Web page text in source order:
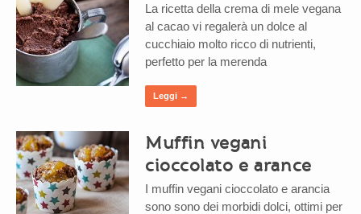
La ricetta della crema di mele vegana
al cacao vi regalerà un dolce al
cucchiaio molto ricco di nutrienti,
perfetto per la merenda
Leggi →
Muffin vegani
cioccolato e arance
I muffin vegani cioccolato e arancia
sono sono dei morbidi dolci, ottimi per